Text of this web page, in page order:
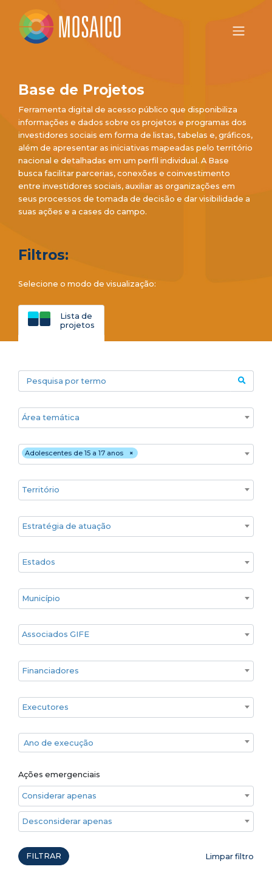
Base de Projetos
Ferramenta digital de acesso público que disponibiliza
informações e dados sobre os projetos e programas dos
investidores sociais em forma de listas, tabelas e, gráficos,
além de apresentar as iniciativas mapeadas pelo território
nacional e detalhadas em um perfil individual. A Base
busca facilitar parcerias, conexões e coinvestimento
entre investidores sociais, auxiliar as organizações em
seus processos de tomada de decisão e dar visibilidade a
suas ações e a cases do campo.
Filtros:
Selecione o modo de visualização:
Lista de
projetos
Pesquisa por termo
Áreas temáticas
Público ×
Adolescentes de 15 a 17 anos
Territórios
Estratégia de atuação
Estado
Cidade
Associados GIFE
Financiadores
Executores
Ano de execução
Ano de execução
Ações emergenciais
Considerar apenas ações emergenciais
Desconsiderar apenas ações emergenciais
FILTRAR Limpar filtro